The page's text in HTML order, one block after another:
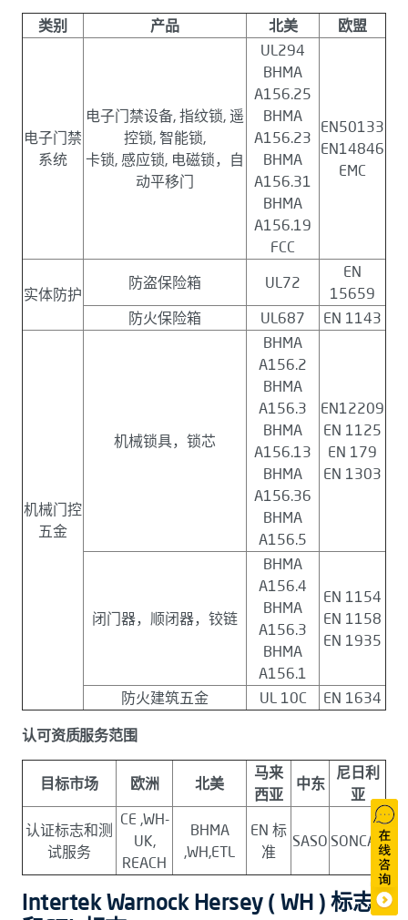
类别 产品 北美 欧盟
电子门禁
系统
电子门禁设备, 指纹锁, 遥
控锁, 智能锁,
卡锁, 感应锁, 电磁锁，自
动平移门
UL294
BHMA
A156.25
BHMA
A156.23
BHMA
A156.31
BHMA
A156.19
FCC
EN50133
EN14846
EMC
实体防护
防盗保险箱 UL72
EN
15659
防火保险箱
UL687 EN 1143
机械门控
五金
机械锁具，锁芯
BHMA
A156.2
BHMA
A156.3
BHMA
A156.13
BHMA
A156.36
BHMA
A156.5
EN12209
EN 1125
EN 179
EN 1303
闭门器，顺闭器，铰链
BHMA
A156.4
BHMA
A156.3
BHMA
A156.1
EN 1154
EN 1158
EN 1935
防火建筑五金 UL 10C EN 1634
认可资质服务范围
目标市场 欧洲 北美
马来
西亚
中东
尼日利
亚
认证标志和测
试服务
CE ,WH-
UK,
REACH
BHMA
,WH,ETL
EN 标
准
SASO SONCAP
Intertek Warnock Hersey ( WH ) 标志